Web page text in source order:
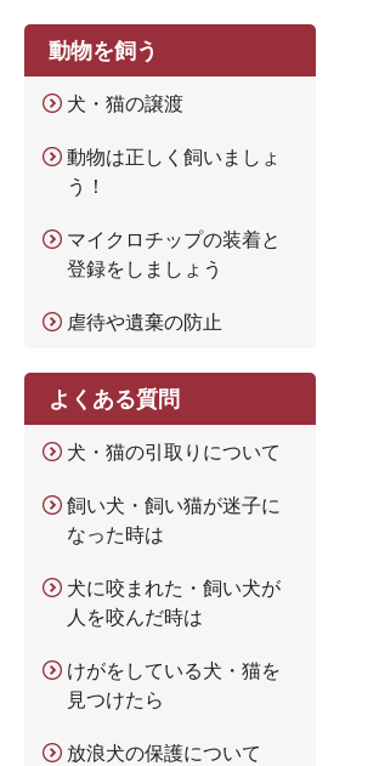
動物を飼う
犬・猫の譲渡
動物は正しく飼いましょ
う！
マイクロチップの装着と
登録をしましょう
虐待や遺棄の防止
よくある質問
犬・猫の引取りについて
飼い犬・飼い猫が迷子に
なった時は
犬に咬まれた・飼い犬が
人を咬んだ時は
けがをしている犬・猫を
見つけたら
放浪犬の保護について